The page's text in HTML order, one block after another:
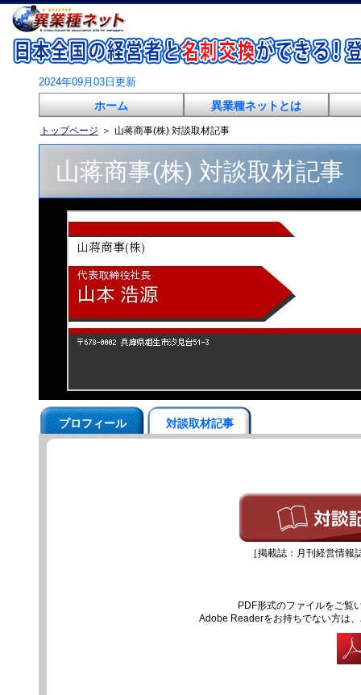
2024年09月03日更新
ホーム 異業種ネットとは
トップページ ＞ 山蒋商事(株) 対談取材記事
山蒋商事(株) 対談取材記事
プロフィール 対談取材記事
［掲載誌：月刊経営情
PDF形式のファイルをご覧
Adobe Readerをお持ちでない方は